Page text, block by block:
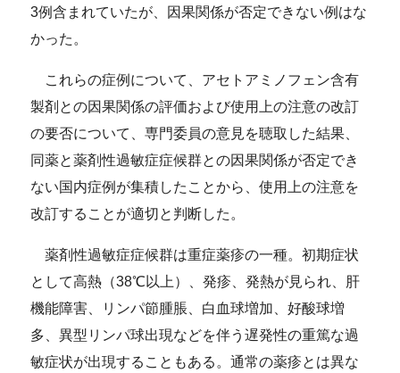
3例含まれていたが、因果関係が否定できない例はな
かった。
これらの症例について、アセトアミノフェン含有
製剤との因果関係の評価および使用上の注意の改訂
の要否について、専門委員の意見を聴取した結果、
同薬と薬剤性過敏症症候群との因果関係が否定でき
ない国内症例が集積したことから、使用上の注意を
改訂することが適切と判断した。
薬剤性過敏症症候群は重症薬疹の一種。初期症状
として高熱（38℃以上）、発疹、発熱が見られ、肝
機能障害、リンパ節腫脹、白血球増加、好酸球増
多、異型リンパ球出現などを伴う遅発性の重篤な過
敏症状が出現することもある。通常の薬疹とは異な